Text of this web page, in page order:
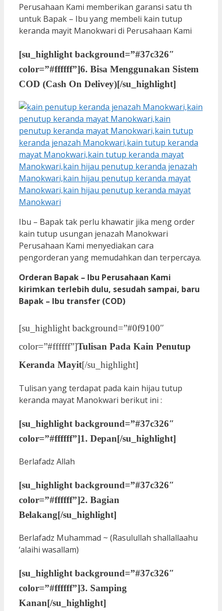
Perusahaan Kami memberikan garansi satu th
untuk Bapak – Ibu yang membeli kain tutup
keranda mayit Manokwari di Perusahaan Kami
[su_highlight background=”#37c326″
color=”#ffffff”]6. Bisa Menggunakan Sistem
COD (Cash On Delivey)[/su_highlight]
Ibu – Bapak tak perlu khawatir jika meng order
kain tutup usungan jenazah Manokwari
Perusahaan Kami menyediakan cara
pengorderan yang memudahkan dan terpercaya.
Orderan Bapak – Ibu Perusahaan Kami
kirimkan terlebih dulu, sesudah sampai, baru
Bapak – Ibu transfer (COD)
[su_highlight background=”#0f9100″
color=”#ffffff”]Tulisan Pada Kain Penutup
Keranda Mayit[/su_highlight]
Tulisan yang terdapat pada kain hijau tutup
keranda mayat Manokwari berikut ini :
[su_highlight background=”#37c326″
color=”#ffffff”]1. Depan[/su_highlight]
Berlafadz Allah
[su_highlight background=”#37c326″
color=”#ffffff”]2. Bagian
Belakang[/su_highlight]
Berlafadz Muhammad ~ (Rasulullah shallallaahu
‘alaihi wasallam)
[su_highlight background=”#37c326″
color=”#ffffff”]3. Samping
Kanan[/su_highlight]